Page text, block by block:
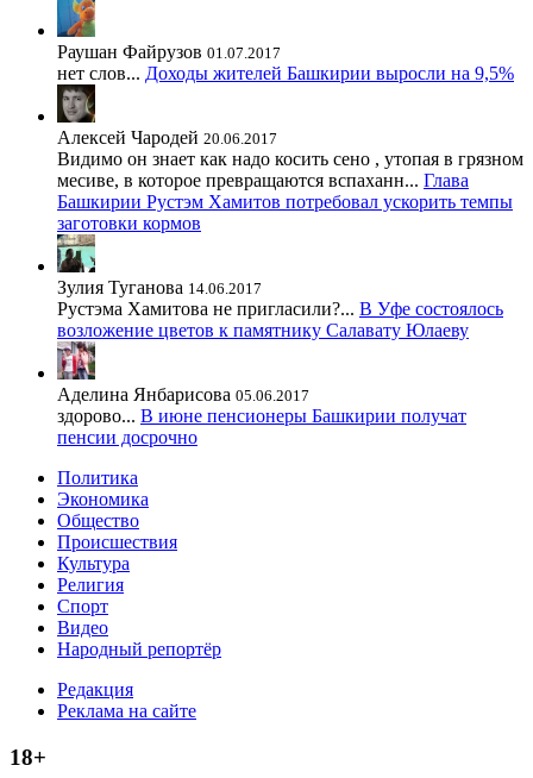
Раушан Файрузов 01.07.2017
нет слов... Доходы жителей Башкирии выросли на 9,5%
Алексей Чародей 20.06.2017
Видимо он знает как надо косить сено , утопая в грязном
месиве, в которое превращаются вспаханн... Глава
Башкирии Рустэм Хамитов потребовал ускорить темпы
заготовки кормов
Зулия Туганова 14.06.2017
Рустэма Хамитова не пригласили?... В Уфе состоялось
возложение цветов к памятнику Салавату Юлаеву
Аделина Янбарисова 05.06.2017
здорово... В июне пенсионеры Башкирии получат
пенсии досрочно
Политика
Экономика
Общество
Происшествия
Культура
Религия
Спорт
Видео
Народный репортёр
Редакция
Реклама на сайте
18+